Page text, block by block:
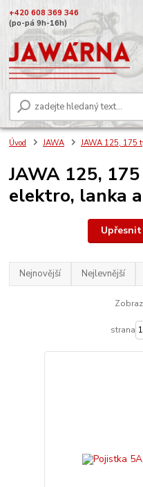
+420 608 369 346
(po-pá 9h-16h)
Úvod JAWA JAWA 125, 175
JAWA 125,
elektro, lanka
Nejnovější Nejlevnější
strana